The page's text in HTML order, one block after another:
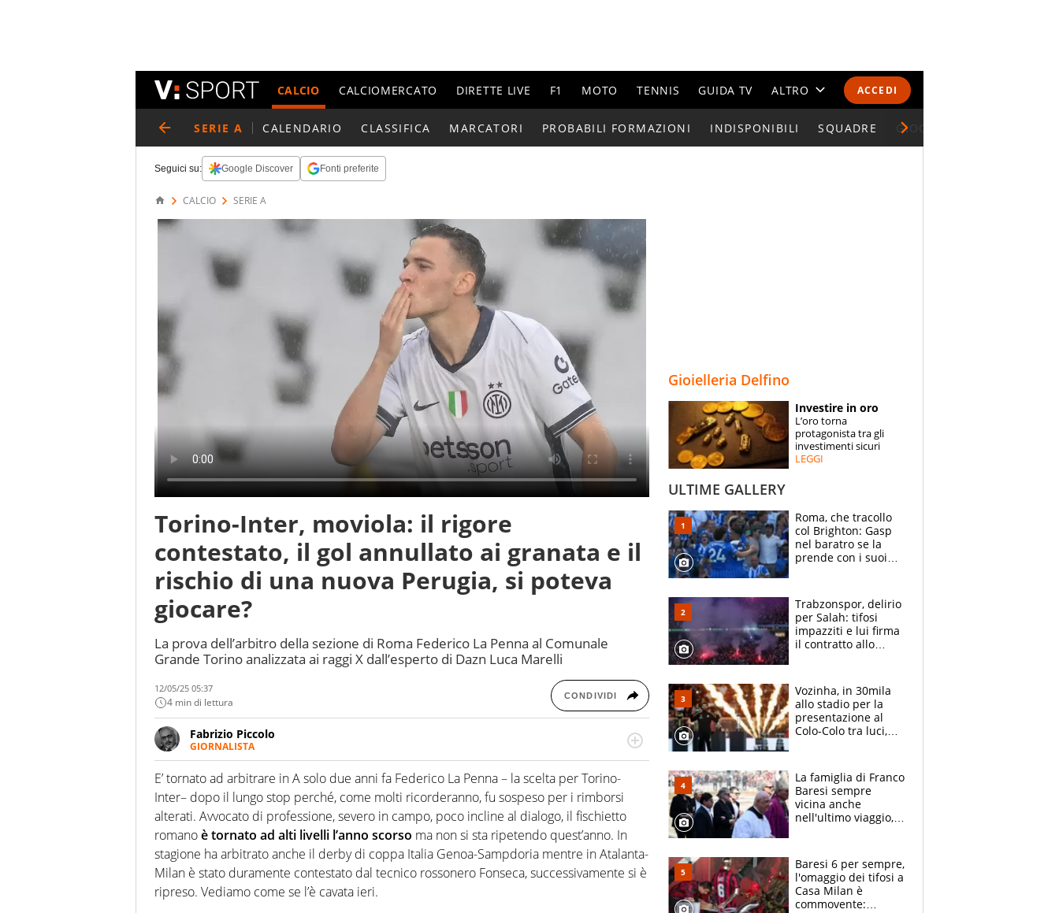
ACCEDI
CALCIO CALCIOMERCATO DIRETTE LIVE F1 MOTO TENNIS GUIDA TV ALTRO
CALENDARI E CLASSIFICHE
ESPERTI
CONTATTI
SERIE A CALENDARIO CLASSIFICA MARCATORI PROBABILI FORMAZIONI INDISPONIBILI SQUADRE GIOCATORI SERIE A
Seguici su: Google Discover Fonti preferite
CALCIO SERIE A
Torino-Inter, moviola: il rigore
contestato, il gol annullato ai granata e il
rischio di una nuova Perugia, si poteva
giocare?
La prova dell’arbitro della sezione di Roma Federico La Penna al Comunale
Grande Torino analizzata ai raggi X dall’esperto di Dazn Luca Marelli
12/05/25 05:37
4 min di lettura CONDIVIDI
Fabrizio Piccolo
GIORNALISTA
Nella sua carriera ha seguito numerose manifestazioni sportive e collaborato con
agenzie e testate. Esperienza, competenza, conoscenza e memoria storica. Si occupa
prevalentemente di calcio
E’ tornato ad arbitrare in A solo due anni fa Federico La Penna – la scelta per Torino-
Inter– dopo il lungo stop perché, come molti ricorderanno, fu sospeso per i rimborsi
alterati. Avvocato di professione, severo in campo, poco incline al dialogo, il fischietto
romanoè tornato ad alti livelli l’anno scorso ma non si sta ripetendo quest’anno. In
stagione ha arbitrato anche il derby di coppa Italia Genoa-Sampdoria mentre in Atalanta-
Milan è stato duramente contestato dal tecnico rossonero Fonseca, successivamente si è
ripreso. Vediamo come se l’è cavata ieri.
Gioielleria Delfino
Investire in oro
L’oro torna
protagonista tra gli
investimenti sicuri
LEGGI
ULTIME GALLERY
Roma, che tracollo
col Brighton: Gasp
nel baratro se la
prende con i suoi
Trabzonspor, delirio
per Salah: tifosi
impazziti e lui firma
il contratto allo
Vozinha, in 30mila
allo stadio per la
presentazione al
Colo-Colo tra luci,
La famiglia di Franco
Baresi sempre
vicina anche
nell'ultimo viaggio,
circondati
dall'affetto dei tifosi
Baresi 6 per sempre,
l'omaggio dei tifosi a
Casa Milan è
commovente: